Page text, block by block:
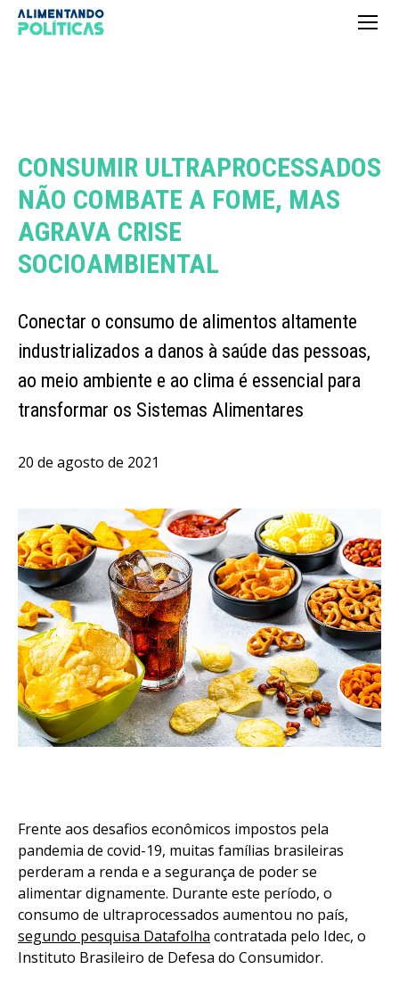
CONSUMIR ULTRAPROCESSADOS
NÃO COMBATE A FOME, MAS
AGRAVA CRISE
SOCIOAMBIENTAL
Conectar o consumo de alimentos altamente
industrializados a danos à saúde das pessoas,
ao meio ambiente e ao clima é essencial para
transformar os Sistemas Alimentares
20 de agosto de 2021
Frente aos desafios econômicos impostos pela
pandemia de covid-19, muitas famílias brasileiras
perderam a renda e a segurança de poder se
alimentar dignamente. Durante este período, o
consumo de ultraprocessados aumentou no país,
segundo pesquisa Datafolha contratada pelo Idec, o
Instituto Brasileiro de Defesa do Consumidor.